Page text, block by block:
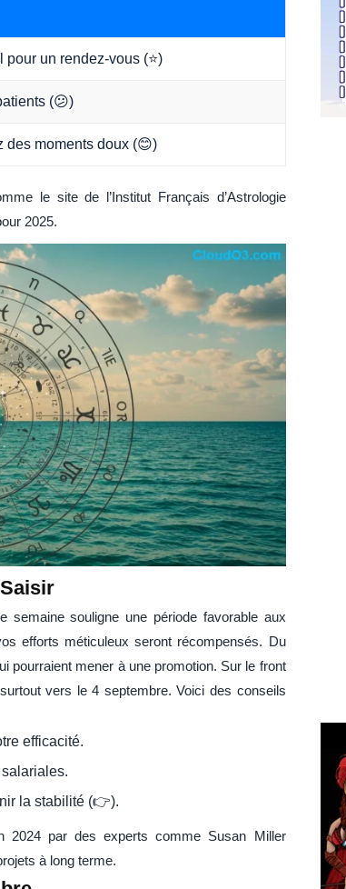
un rendez-vous (⭐)
(😕)
des moments doux (😊)
le site de l’Institut Français d’Astrologie
2025.
semaine souligne une période favorable aux
efforts méticuleux seront récompensés. Du
pourraient mener à une promotion. Sur le front
vers le 4 septembre. Voici des conseils
efficacité.
la stabilité (👉).
2024 par des experts comme Susan Miller
à long terme.